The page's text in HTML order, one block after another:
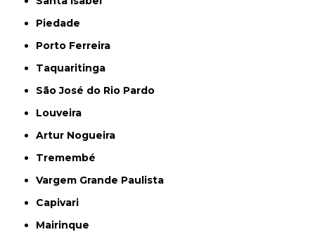
Piedade
Porto Ferreira
Taquaritinga
São José do Rio Pardo
Louveira
Artur Nogueira
Tremembé
Vargem Grande Paulista
Capivari
Mairinque